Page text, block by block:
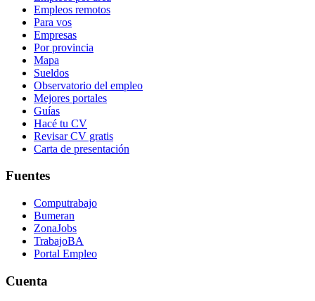
Empleos remotos
Para vos
Empresas
Por provincia
Mapa
Sueldos
Observatorio del empleo
Mejores portales
Guías
Hacé tu CV
Revisar CV gratis
Carta de presentación
Fuentes
Computrabajo
Bumeran
ZonaJobs
TrabajoBA
Portal Empleo
Cuenta